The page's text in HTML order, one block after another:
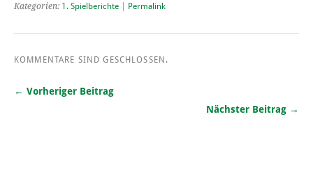
Kategorien: 1. Spielberichte Permalink
KOMMENTARE SIND GESCHLOSSEN.
← Vorheriger Beitrag
Nächster Beitrag →